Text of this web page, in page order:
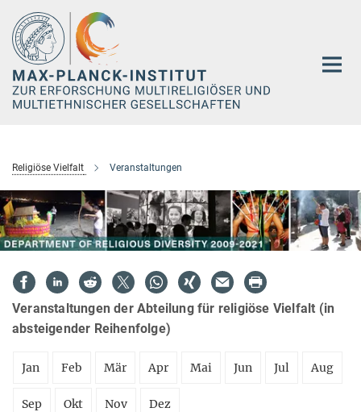
Hauptinhalt
Religiöse Vielfalt Veranstaltungen
Veranstaltungen der Abteilung für religiöse Vielfalt (in
absteigender Reihenfolge)
Jan Feb Mär Apr Mai Jun Jul Aug
Sep Okt Nov Dez